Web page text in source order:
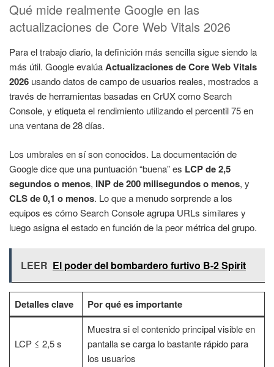
Qué mide realmente Google en las
actualizaciones de Core Web Vitals 2026
Para el trabajo diario, la definición más sencilla sigue siendo la
más útil. Google evalúaActualizaciones de Core Web Vitals
2026 usando datos de campo de usuarios reales, mostrados a
través de herramientas basadas en CrUX como Search
Console, y etiqueta el rendimiento utilizando el percentil 75 en
una ventana de 28 días.
Los umbrales en sí son conocidos. La documentación de
Google dice que una puntuación “buena” es LCP de 2,5
segundos o menos, INP de 200 milisegundos o menos, y
CLS de 0,1 o menos. Lo que a menudo sorprende a los
equipos es cómo Search Console agrupa URLs similares y
luego asigna el estado en función de la peor métrica del grupo.
LEER El poder del bombardero furtivo B-2 Spirit
Detalles clave Por qué es importante
LCP ≤ 2,5 s
Muestra si el contenido principal visible en
pantalla se carga lo bastante rápido para
los usuarios